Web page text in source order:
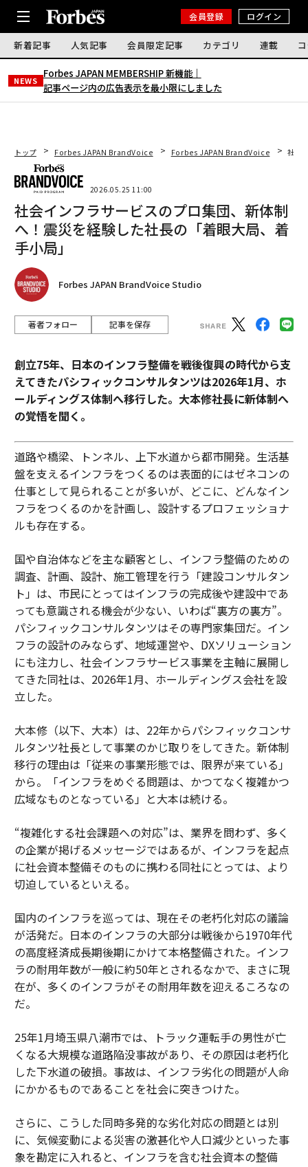
会員登録 ログイン
新着記事 人気記事 会員限定記事 カテゴリ 連載
NEWS
Forbes JAPAN MEMBERSHIP 新機能｜
記事ページ内の広告表示を最小限にしました
トップ Forbes JAPAN BrandVoice Forbes JAPAN BrandVoice 社会
2026.05.25 11:00
社会インフラサービスのプロ集団、新体制
へ！震災を経験した社長の「着眼大局、着
手小局」
Forbes JAPAN BrandVoice Studio
著者フォロー 記事を保存
創立75年、日本のインフラ整備を戦後復興の時代から支
えてきたパシフィックコンサルタンツは2026年1月、ホ
ールディングス体制へ移行した。大本修社長に新体制へ
の覚悟を聞く。
道路や橋梁、トンネル、上下水道から都市開発。生活基
盤を支えるインフラをつくるのは表面的にはゼネコンの
仕事として見られることが多いが、どこに、どんなイン
フラをつくるのかを計画し、設計するプロフェッショナ
ルも存在する。
国や自治体などを主な顧客とし、インフラ整備のための
調査、計画、設計、施工管理を行う「建設コンサルタン
ト」は、市民にとってはインフラの完成後や建設中であ
っても意識される機会が少ない、いわば“裏方の裏方”。
パシフィックコンサルタンツはその専門家集団だ。イン
フラの設計のみならず、地域運営や、DXソリューション
にも注力し、社会インフラサービス事業を主軸に展開し
てきた同社は、2026年1月、ホールディングス会社を設
立した。
大本修（以下、大本）は、22年からパシフィックコンサ
ルタンツ社長として事業のかじ取りをしてきた。新体制
移行の理由は「従来の事業形態では、限界が来ている」
から。「インフラをめぐる問題は、かつてなく複雑かつ
広域なものとなっている」と大本は続ける。
“複雑化する社会課題への対応”は、業界を問わず、多く
の企業が掲げるメッセージではあるが、インフラを起点
に社会資本整備そのものに携わる同社にとっては、より
切迫しているといえる。
国内のインフラを巡っては、現在その老朽化対応の議論
が活発だ。日本のインフラの大部分は戦後から1970年代
の高度経済成長期後期にかけて本格整備された。インフ
ラの耐用年数が一般に約50年とされるなかで、まさに現
在が、多くのインフラがその耐用年数を迎えるころなの
だ。
25年1月埼玉県八潮市では、トラック運転手の男性が亡
くなる大規模な道路陥没事故があり、その原因は老朽化
した下水道の破損。事故は、インフラ劣化の問題が人命
にかかるものであることを社会に突きつけた。
さらに、こうした同時多発的な劣化対応の問題とは別
に、気候変動による災害の激甚化や人口減少といった事
象を勘定に入れると、インフラを含む社会資本の整備